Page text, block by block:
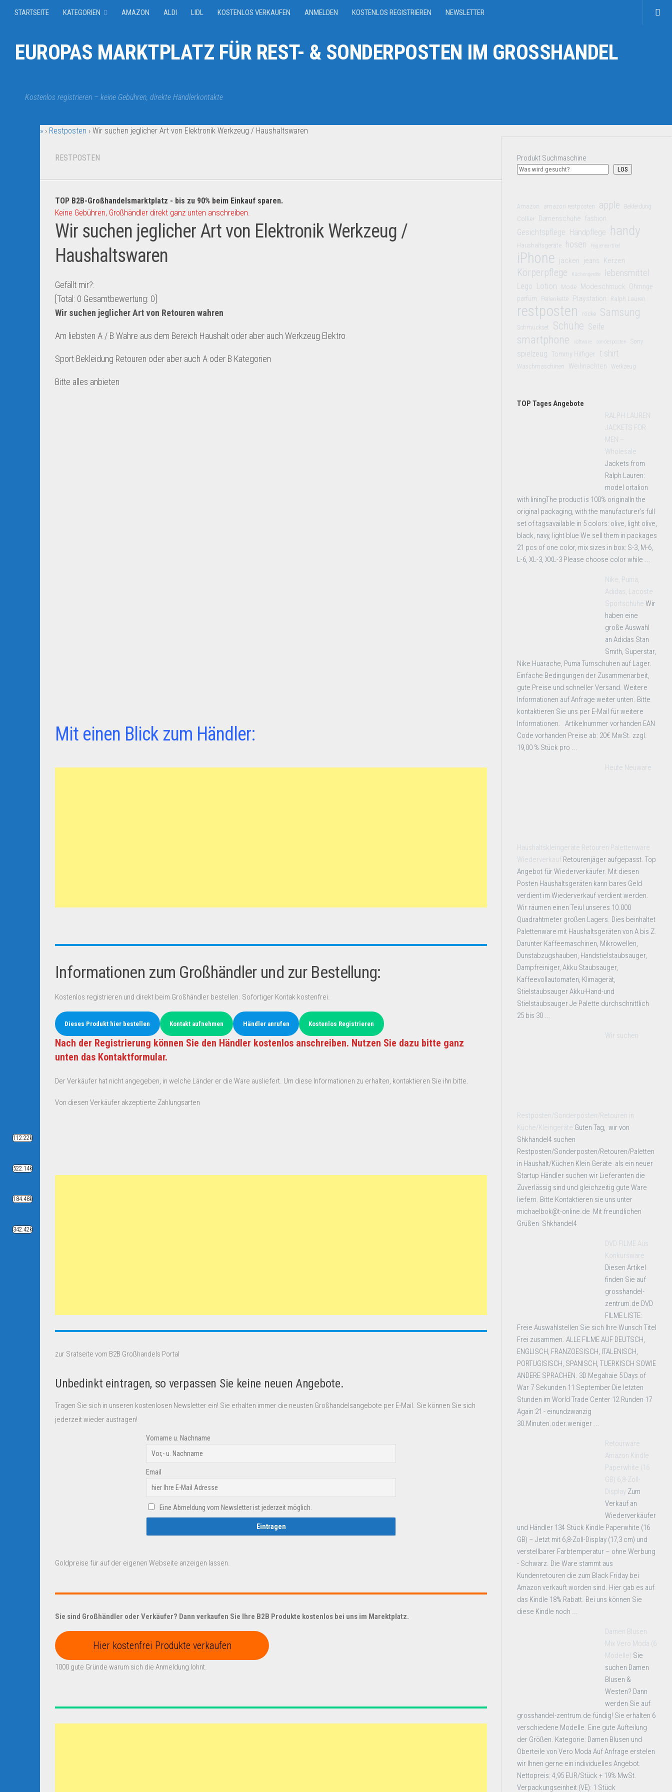
STARTSEITE KATEGORIEN AMAZON ALDI LIDL KOSTENLOS VERKAUFEN ANMELDEN KOSTENLOS REGISTRIEREN NEWSLETTER
EUROPAS MARKTPLATZ FÜR REST- & SONDERPOSTEN IM GROSSHANDEL
Kostenlos registrieren – keine Gebühren, direkte Händlerkontakte
» › Restposten › Wir suchen jeglicher Art von Elektronik Werkzeug / Haushaltswaren
RESTPOSTEN
TOP B2B-Großhandelsmarktplatz - bis zu 90% beim Einkauf sparen.
Keine Gebühren, Großhändler direkt ganz unten anschreiben.
Wir suchen jeglicher Art von Elektronik Werkzeug /
Haushaltswaren
Gefällt mir?:
[Total: 0 Gesamtbewertung: 0
Wir suchen jeglicher Art von Retouren wahren
Am liebsten A / B Wahre aus dem Bereich Haushalt oder aber auch Werkzeug Elektro
Sport Bekleidung Retouren oder aber auch A oder B Kategorien
Bitte alles anbieten
Mit einen Blick zum Händler:
Informationen zum Großhändler und zur Bestellung:
Kostenlos registrieren und direkt beim Großhändler bestellen. Sofortiger Kontak kostenfrei.
Dieses Produkt hier bestellen Kontakt aufnehmen Händler anrufen Kostenlos Registrieren
Nach der Registrierung können Sie den Händler kostenlos anschreiben. Nutzen Sie dazu bitte ganz
unten das Kontaktformular.
Der Verkäufer hat nicht angegeben, in welche Länder er die Ware ausliefert. Um diese Informationen zu erhalten, kontaktieren Sie ihn bitte.
Von diesen Verkäufer akzeptierte Zahlungsarten
zur Sratseite vom B2B Großhandels Portal
Unbedinkt eintragen, so verpassen Sie keine neuen Angebote.
Tragen Sie sich in unseren kostenlosen Newsletter ein! Sie erhalten immer die neusten Großhandelsangebote per E-Mail. Sie können Sie sich
jederzeit wieder austragen!
Vorname u. Nachname
Email
Eine Abmeldung vom Newsletter ist jederzeit möglich.
Goldpreise für auf der eigenen Webseite anzeigen lassen.
Sie sind Großhändler oder Verkäufer? Dann verkaufen Sie Ihre B2B Produkte kostenlos bei uns im Marektplatz.
Hier kostenfrei Produkte verkaufen
1000 gute Gründe warum sich die Anmeldung lohnt.
Produkt Suchmaschine
LOS
Amazon amazon restposten apple Bekleidung
Collier Damenschuhe fashion
Gesichtspflege Handpflege handy
Haushaltsgeräte hosen Hygieneartikel
iPhone jacken jeans Kerzen
Körperpflege Küchengeräte lebensmittel
Lego Lotion Mode Modeschmuck Ohrringe
parfüm
Perlenkette Playstation Ralph Lauren
restposten röcke Samsung
Schmuckset Schuhe Seife
smartphone software sonderposten Sony
spielzeug Tommy Hilfiger t shirt
Waschmaschinen Weihnachten Werkzeug
TOP Tages Angebote
RALPH LAUREN
JACKETS FOR
MEN –
Wholesale
Jackets from
Ralph Lauren:
model ortalion
with liningThe product is 100% originalIn the
original packaging, with the manufacturer's full
set of tagsavailable in 5 colors: olive, light olive,
black, navy, light blue We sell them in packages
21 pcs of one color, mix sizes in box: S-3, M-6,
L-6, XL-3, XXL-3 Please choose color while ...
Nike, Puma,
Adidas, Lacoste
Sportschuhe Wir
haben eine
große Auswahl
an Adidas Stan
Smith, Superstar,
Nike Huarache, Puma Turnschuhen auf Lager.
Einfache Bedingungen der Zusammenarbeit,
gute Preise und schneller Versand. Weitere
Informationen auf Anfrage weiter unten. Bitte
kontaktieren Sie uns per E-Mail für weitere
Informationen. Artikelnummer vorhanden EAN
Code vorhanden Preise ab: 20€ MwSt. zzgl.
19,00 % Stück pro ...
Heute Neuware
Haushaltskleingeräte Retouren Palettenware
Wiederverkauf Retourenjäger aufgepasst. Top
Angebot für Wiederverkäufer. Mit diesen
Posten Haushaltsgeräten kann bares Geld
verdient im Wiederverkauf verdient werden.
Wir räumen einen Teiul unseres 10.000
Quadrahtmeter großen Lagers. Dies beinhaltet
Palettenware mit Haushaltsgeräten von A bis Z.
Darunter Kaffeemaschinen, Mikrowellen,
Dunstabzugshauben, Handstielstaubsauger,
Dampfreiniger, Akku Staubsauger,
Kaffeevollautomaten, Klimagerät,
Stielstaubsauger Akku-Hand-und
Stielstaubsauger Je Palette durchschnittlich
25 bis 30 ...
Wir suchen
Restposten/Sonderposten/Retouren in
Küche/Kleingeräte Guten Tag, wir von
Shkhandel4 suchen
Restposten/Sonderposten/Retouren/Paletten
in Haushalt/Küchen Klein Geräte als ein neuer
Startup Händler suchen wir Lieferanten die
Zuverlässig sind und gleichzeitig gute Ware
liefern. Bitte Kontaktieren sie uns unter
michaelbok@t-online.de Mit freundlichen
Grüßen Shkhandel4
DVD FILME Aus
Konkursware
Diesen Artikel
finden Sie auf
grosshandel-
zentrum.de DVD
FILME LISTE:
Freie Auswahlstellen Sie sich Ihre Wunsch Titel
Frei zusammen. ALLE FILME AUF DEUTSCH,
ENGLISCH, FRANZOESISCH, ITALENISCH,
PORTUGISISCH, SPANISCH, TUERKISCH SOWIE
ANDERE SPRACHEN. 3D Megahaie 5 Days of
War 7 Sekunden 11 September Die letzten
Stunden im World Trade Center 12.Runden 17
Again 21 - einundzwanzig
30.Minuten.oder.weniger ...
Retourware
Amazon Kindle
Paperwhite (16
GB) 6,8-Zoll-
Display Zum
Verkauf an
Wiederverkäufer
und Händler 134 Stück Kindle Paperwhite (16
GB) – Jetzt mit 6,8-Zoll-Display (17,3 cm) und
verstellbarer Farbtemperatur – ohne Werbung
- Schwarz. Die Ware stammt aus
Kundenretouren die zum Black Friday bei
Amazon verkauft worden sind. Hier gab es auf
das Kindle 18% Rabatt. Bei uns können Sie
diese Kindle noch ...
Damen Blusen
Mix Vero Moda (6
Modelle) Sie
suchen Damen
Blusen &
Westen? Dann
werden Sie auf
grosshandel-zentrum.de fündig! Sie erhalten 6
verschiedene Modelle. Eine gute Aufteilung
der Größen. Kategorie: Damen Blusen und
Oberteile von Vero Moda Auf Anfrage erstelen
wir Ihnen gerne ein individuelles Angebot.
Nettopreis: 4,95 EUR/Stück + 19% MwSt.
Verpackungseinheit (VE): 1 Stück
112.22k
522.14k
184.48k
342.42k